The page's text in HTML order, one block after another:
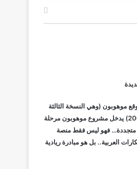
موهوبون (وهي النسخة الثالثة
منذ انشاء الموقع في العام 2007) يدخل مشروع موهوبون مرحلة
متجددة… فهو ليس فقط منصة
العربية.. بل هو مبادرة ريادية